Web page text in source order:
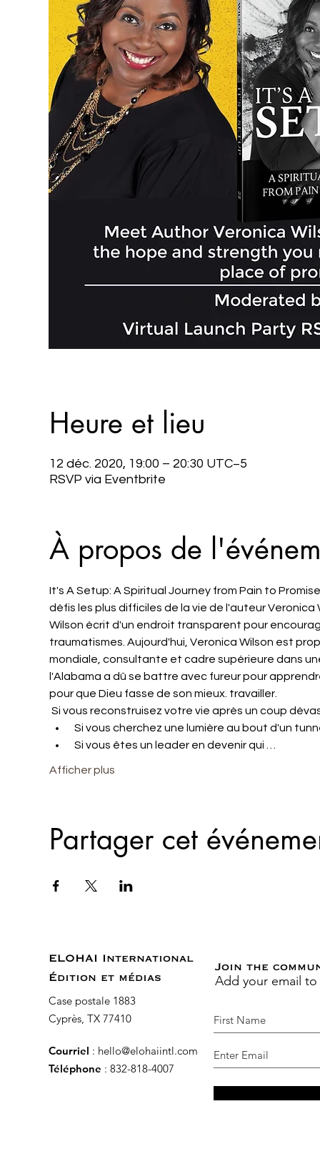
Heure et lieu
12 déc. 2020, 19:00 – 20:30 UTC−5
RSVP via Eventbrite
À propos de
It's A Setup: A Spiritual Journey from Pain to
défis les plus difficiles de la vie de l'auteur
Wilson écrit d'un endroit transparent pour
traumatismes. Aujourd'hui, Veronica Wilson est
mondiale, consultante et cadre supérieure dans
l'Alabama a dû se battre avec fureur pour
pour que Dieu fasse de son mieux. travailler.
Si vous reconstruisez votre vie après un coup
Si vous cherchez une lumière au bout d'un
Si vous êtes un leader en devenir qui …
Afficher plus
Partager cet
ELOHAI International
Édition et médias
Case postale 1883
Cyprès, TX 77410
Courriel : hello@elohaiintl.com
Téléphone : 832-818-4007
Join the
Add your email